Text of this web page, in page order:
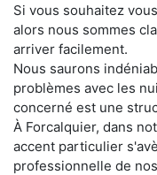
Si vous souhaitez
alors nous sommes
arriver facilement.
Nous saurons
problèmes avec les
concerné est une
À Forcalquier, dans
accent particulier
professionnelle de